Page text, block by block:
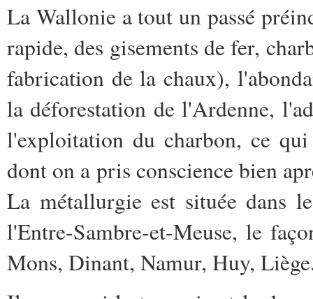
La Wallonie a tout un passé
rapide, des gisements de fer,
fabrication de la chaux),
la déforestation de l'Ardenne,
l'exploitation du charbon, ce
dont on a pris conscience bien
La métallurgie est située dans
l'Entre-Sambre-et-Meuse, le
Mons, Dinant, Namur, Huy,